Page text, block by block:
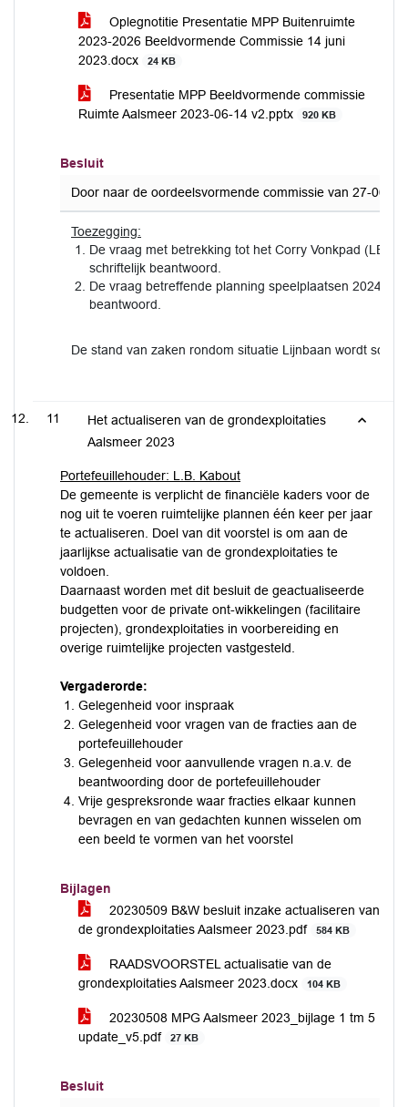
Oplegnotitie Presentatie MPP Buitenruimte
2023-2026 Beeldvormende Commissie 14 juni
2023.docx
24 KB
Presentatie MPP Beeldvormende commissie
Ruimte Aalsmeer 2023-06-14 v2.pptx
920 KB
Besluit
Door naar de oordeelsvormende commissie van 27-06-
Toezegging:
De vraag met betrekking tot het Corry Vonkpad (LED
schriftelijk beantwoord.
De vraag betreffende planning speelplaatsen 2024
beantwoord.
De stand van zaken rondom situatie Lijnbaan wordt
11
Het actualiseren van de grondexploitaties
Aalsmeer 2023
Portefeuillehouder: L.B. Kabout
De gemeente is verplicht de financiële kaders voor de
nog uit te voeren ruimtelijke plannen één keer per jaar
te actualiseren. Doel van dit voorstel is om aan de
jaarlijkse actualisatie van de grondexploitaties te
voldoen.
Daarnaast worden met dit besluit de geactualiseerde
budgetten voor de private ont-wikkelingen (facilitaire
projecten), grondexploitaties in voorbereiding en
overige ruimtelijke projecten vastgesteld.
Vergaderorde:
Gelegenheid voor inspraak
Gelegenheid voor vragen van de fracties aan de
portefeuillehouder
Gelegenheid voor aanvullende vragen n.a.v. de
beantwoording door de portefeuillehouder
Vrije gespreksronde waar fracties elkaar kunnen
bevragen en van gedachten kunnen wisselen om
een beeld te vormen van het voorstel
Bijlagen
20230509 B&W besluit inzake actualiseren van
de grondexploitaties Aalsmeer 2023.pdf
584 KB
RAADSVOORSTEL actualisatie van de
grondexploitaties Aalsmeer 2023.docx
104 KB
20230508 MPG Aalsmeer 2023_bijlage 1 tm 5
update_v5.pdf
27 KB
Besluit